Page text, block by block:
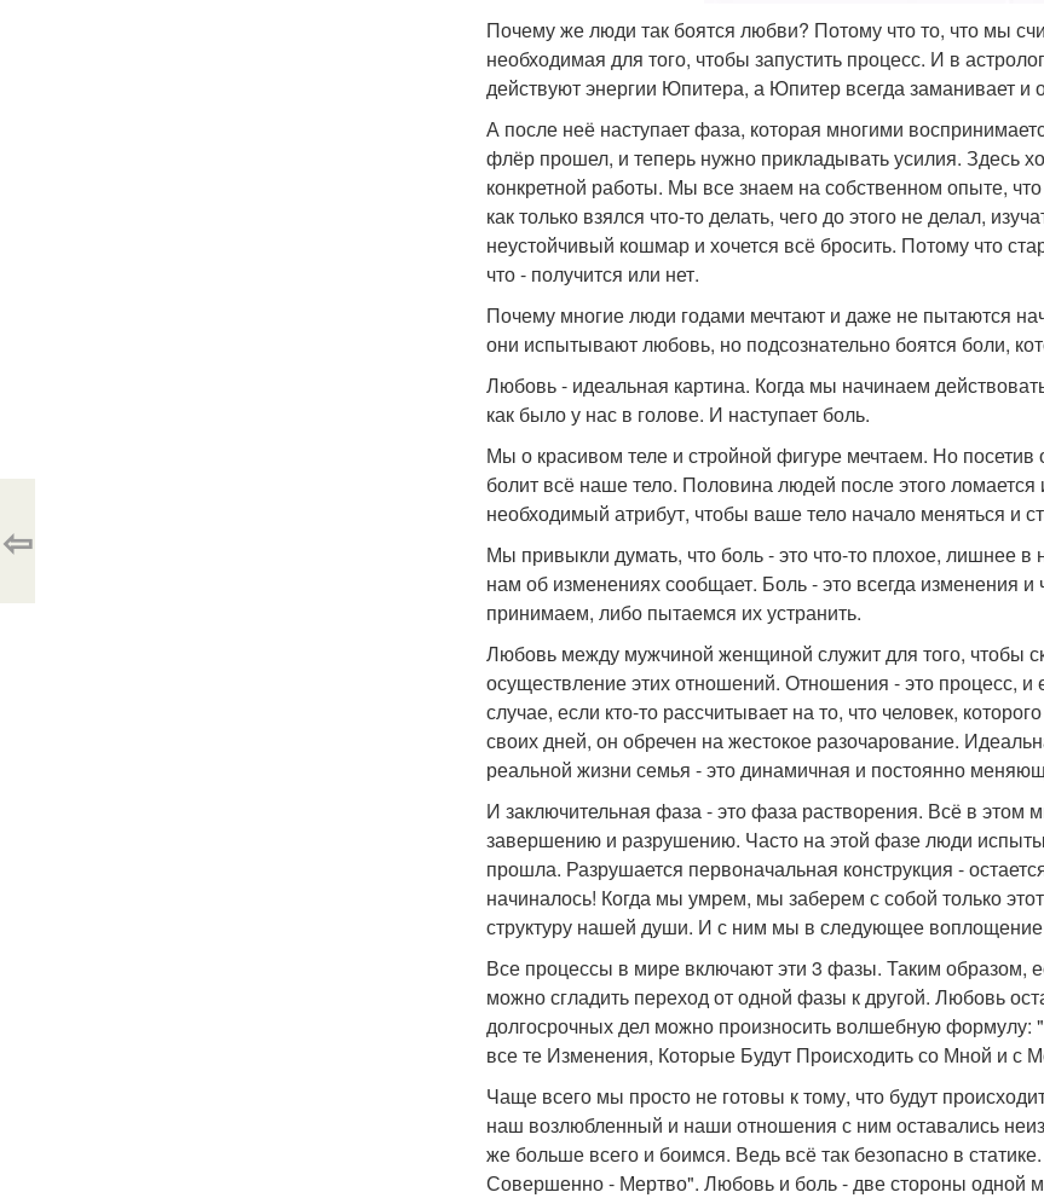
Почему же люди так боятся любви? Потому что то, что мы
необходимая для того, чтобы запустить процесс. И в
действуют энергии Юпитера, а Юпитер всегда заманивает и
А после неё наступает фаза, которая многими
флёр прошел, и теперь нужно прикладывать усилия. Здесь
конкретной работы. Мы все знаем на собственном опыте,
как только взялся что-то делать, чего до этого не делал,
неустойчивый кошмар и хочется всё бросить. Потому что
что - получится или нет.
Почему многие люди годами мечтают и даже не пытаются
они испытывают любовь, но подсознательно боятся боли,
Любовь - идеальная картина. Когда мы начинаем
как было у нас в голове. И наступает боль.
Мы о красивом теле и стройной фигуре мечтаем. Но
болит всё наше тело. Половина людей после этого
необходимый атрибут, чтобы ваше тело начало меняться и
Мы привыкли думать, что боль - это что-то плохое, лишнее
нам об изменениях сообщает. Боль - это всегда изменения
принимаем, либо пытаемся их устранить.
Любовь между мужчиной женщиной служит для того, чтобы
осуществление этих отношений. Отношения - это процесс,
случае, если кто-то рассчитывает на то, что человек,
своих дней, он обречен на жестокое разочарование.
реальной жизни семья - это динамичная и постоянно
И заключительная фаза - это фаза растворения. Всё в этом
завершению и разрушению. Часто на этой фазе люди
прошла. Разрушается первоначальная конструкция -
начиналось! Когда мы умрем, мы заберем с собой только
структуру нашей души. И с ним мы в следующее
Все процессы в мире включают эти 3 фазы. Таким образом,
можно сгладить переход от одной фазы к другой. Любовь
долгосрочных дел можно произносить волшебную
все те Изменения, Которые Будут Происходить со Мной и с
Чаще всего мы просто не готовы к тому, что будут
наш возлюбленный и наши отношения с ним оставались
же больше всего и боимся. Ведь всё так безопасно в
Совершенно - Мертво". Любовь и боль - две стороны одной
⇦